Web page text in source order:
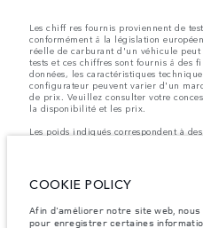
Les chiff res fournis proviennent de
conformément å la législation
réelle de carburant d'un véhicule
tests et ces chiffres sont fournis å des
données, les caractéristiques
configurateur peuvent varier d'un
de prix. Veuillez consulter votre
la disponibilité et les prix.
Les poids indiqués correspondent à
dépassés lorsque vous chargez des
et des carburants.
Remarque importante sur les
mondiale de semi-conducteurs affecte
COOKIE POLICY
Afin d'améliorer notre site web,
pour enregistrer certaines